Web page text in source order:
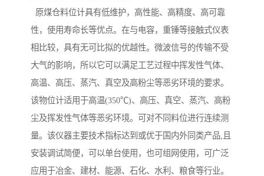
原煤仓料位计具有低维护，高性能、高精度、高可靠
性，使用寿命长等优点。在与电容，重锤等接触式仪表
相比较，具有无可比拟的优越性。微波信号的传输不受
大气的影响，所以它可以满足工艺过程中挥发性气体、
高温、高压、蒸汽、真空及高粉尘等恶劣环境的要求。
该物位计适用于高温(350℃)、高压、真空、蒸汽、高粉
尘及挥发性气体等恶劣环境。可对不同料位进行连续测
量。该仪器主要技术指标达到或优于国内外同类产品,且
安装调试简便，可以单台使用，也可组网使用，可广泛
应用于冶金、建材、能源、石化、水利、粮食等行业。